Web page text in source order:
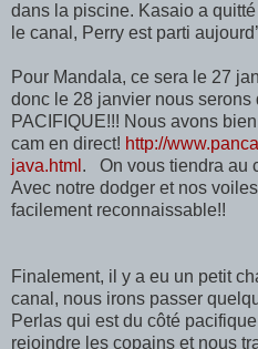
dans la piscine. Kasaio a
le canal, Perry est parti
Pour Mandala, ce sera le 27
donc le 28 janvier nous serons
PACIFIQUE!!! Nous avons
cam en direct! http://
java.html .
On vous tiendra au
Avec notre dodger et nos
facilement reconnaissable!!
Finalement, il y a eu un petit
canal, nous irons passer
Perlas qui est du côté
rejoindre les copains et nous